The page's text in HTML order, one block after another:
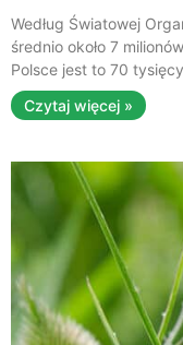
Według Światowej
średnio około 7
Polsce jest to 70
Czytaj więcej »